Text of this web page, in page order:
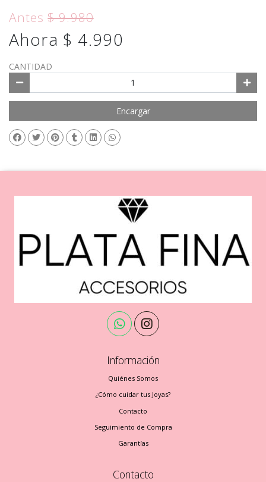
Antes$ 9.980
Ahora $ 4.990
CANTIDAD
Encargar
Información
Quiénes Somos
¿Cómo cuidar tus Joyas?
Contacto
Seguimiento de Compra
Garantías
Contacto